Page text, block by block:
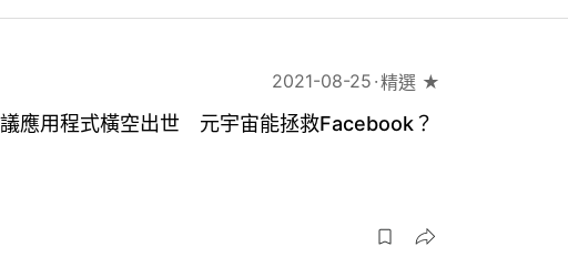
2021-08-25 精選 ★
應用程式橫空出世 元宇宙能拯救Facebook？